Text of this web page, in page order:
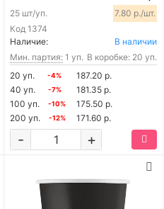
Код 1374
25 шт/уп. 7.80 р./шт.
Наличие:
В наличии
Мин. партия: 1 уп. В коробке: 20 уп.
20 уп.
-4%
187.20 р.
40 уп.
-7%
181.35 р.
100 уп.
-10%
175.50 р.
200 уп.
-12% 171.60 р.
+
-